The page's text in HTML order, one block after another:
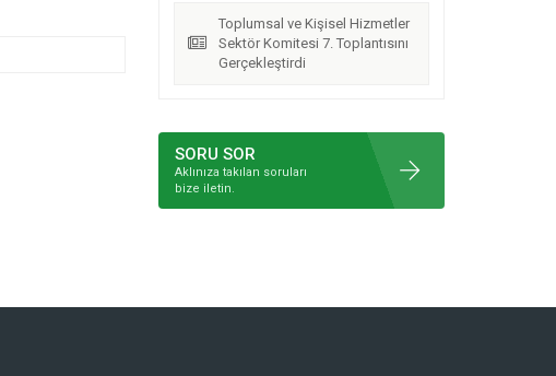
Toplumsal ve Kişisel Hizmetler
Sektör Komitesi 7. Toplantısını
Gerçekleştirdi
SORU SOR
Aklınıza takılan soruları
bize iletin.